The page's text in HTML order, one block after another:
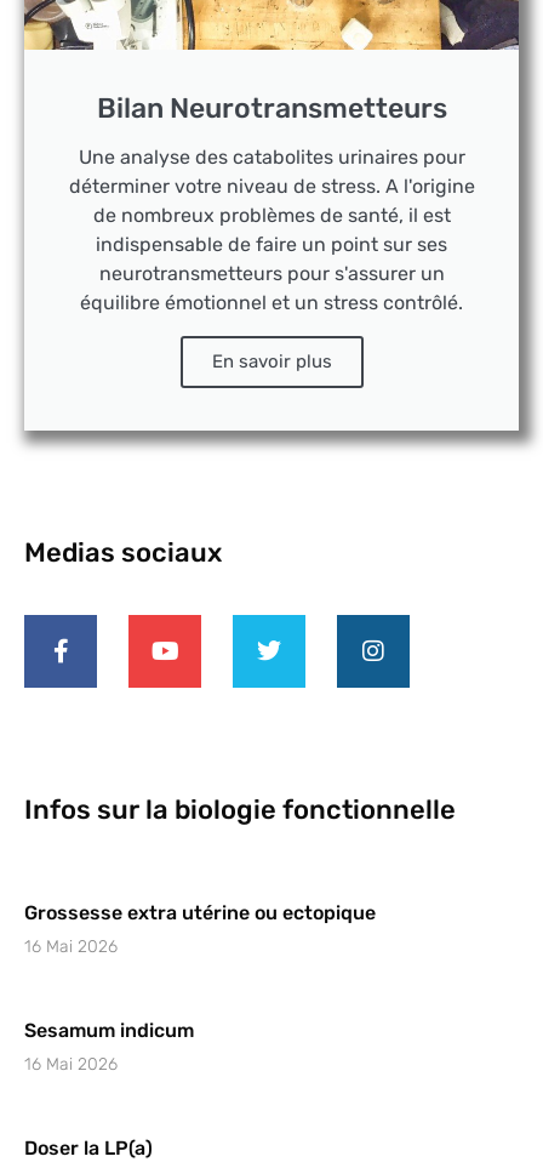
Bilan Neurotransmetteurs
Une analyse des catabolites urinaires pour
déterminer votre niveau de stress. A l'origine
de nombreux problèmes de santé, il est
indispensable de faire un point sur ses
neurotransmetteurs pour s'assurer un
équilibre émotionnel et un stress contrôlé.
En savoir plus
Medias sociaux
Infos sur la biologie fonctionnelle
Grossesse extra utérine ou ectopique
16 Mai 2026
Sesamum indicum
16 Mai 2026
Doser la LP(a)